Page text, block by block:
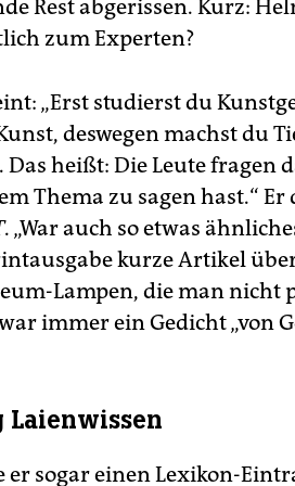
Rest abgerissen. Kurz:
zum Experten?
„Erst studierst du
deswegen machst du
Das heißt: Die Leute fragen
Thema zu sagen hast.“
. „War auch so etwas
kurze Artikel
Lampen, die man nicht
immer ein Gedicht „von
Laienwissen
er sogar einen Lexikon-